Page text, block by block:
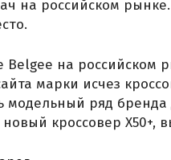
на российском
Belgee на российском
марки исчез
модельный ряд бренда
новый кроссовер